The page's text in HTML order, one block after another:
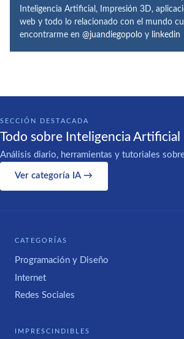
Inteligencia Artificial, Impresión 3D,
web y todo lo relacionado con el mundo
encontrarme en @juandiegopolo y linkedin
SECCIÓN DESTACADA
Todo sobre Inteligencia Artificial
Análisis diario, herramientas y tutoriales
Ver categoría IA →
CATEGORÍAS
Programación y Diseño
Internet
Redes Sociales
IMPRESCINDIBLES